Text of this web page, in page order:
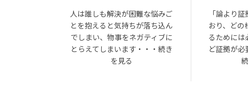
人は誰しも解決が困難な悩みご
とを抱えると気持ちが落ち込ん
でしまい、物事をネガティブに
とらえてしまいます・・・ 続き
を見る
「論より
おり、どの
るためには
ど証拠が必